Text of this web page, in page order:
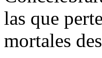
las que
mortales